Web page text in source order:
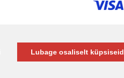
Lubage osaliselt küpsiseid